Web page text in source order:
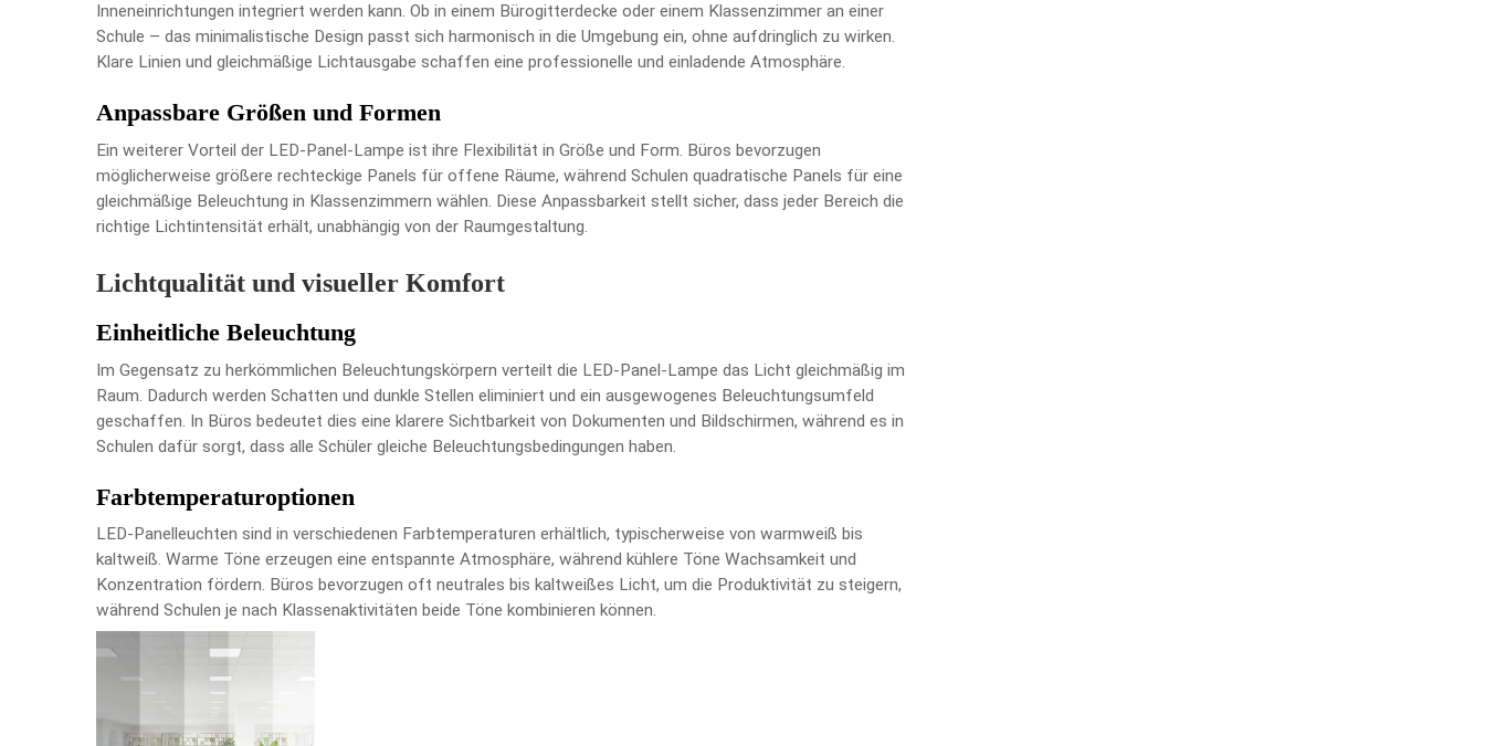
Inneneinrichtungen integriert werden kann. Ob in einem Bürogitterdecke oder einem Klassenzimmer an einer
Schule – das minimalistische Design passt sich harmonisch in die Umgebung ein, ohne aufdringlich zu wirken.
Klare Linien und gleichmäßige Lichtausgabe schaffen eine professionelle und einladende Atmosphäre.
Anpassbare Größen und Formen
Ein weiterer Vorteil der LED-Panel-Lampe ist ihre Flexibilität in Größe und Form. Büros bevorzugen
möglicherweise größere rechteckige Panels für offene Räume, während Schulen quadratische Panels für eine
gleichmäßige Beleuchtung in Klassenzimmern wählen. Diese Anpassbarkeit stellt sicher, dass jeder Bereich die
richtige Lichtintensität erhält, unabhängig von der Raumgestaltung.
Lichtqualität und visueller Komfort
Einheitliche Beleuchtung
Im Gegensatz zu herkömmlichen Beleuchtungskörpern verteilt die LED-Panel-Lampe das Licht gleichmäßig im
Raum. Dadurch werden Schatten und dunkle Stellen eliminiert und ein ausgewogenes Beleuchtungsumfeld
geschaffen. In Büros bedeutet dies eine klarere Sichtbarkeit von Dokumenten und Bildschirmen, während es in
Schulen dafür sorgt, dass alle Schüler gleiche Beleuchtungsbedingungen haben.
Farbtemperaturoptionen
LED-Panelleuchten sind in verschiedenen Farbtemperaturen erhältlich, typischerweise von warmweiß bis
kaltweiß. Warme Töne erzeugen eine entspannte Atmosphäre, während kühlere Töne Wachsamkeit und
Konzentration fördern. Büros bevorzugen oft neutrales bis kaltweißes Licht, um die Produktivität zu steigern,
während Schulen je nach Klassenaktivitäten beide Töne kombinieren können.